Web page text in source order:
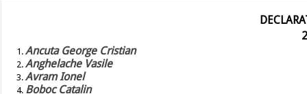
Ancuta George Cristian
Anghelache Vasile
Avram Ionel
Boboc Catalin